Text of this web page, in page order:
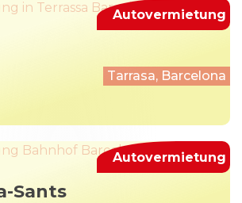
Tarrasa, Barcelona
Autovermietung
Sants
Autovermietung